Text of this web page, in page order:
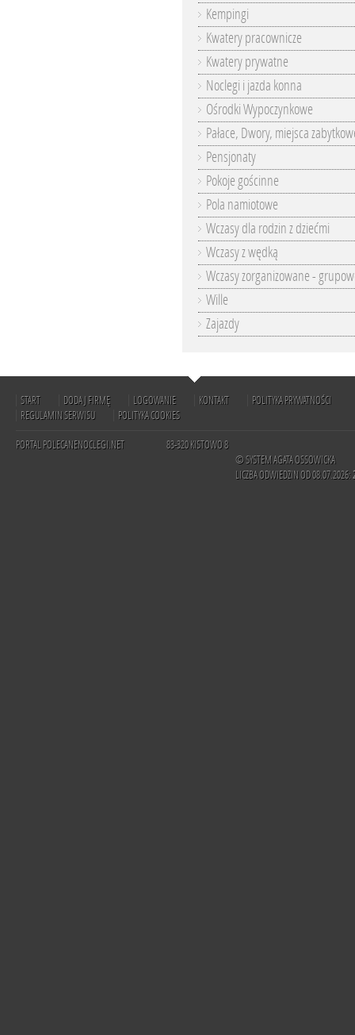
Kempingi
Kwatery pracownicze
Kwatery prywatne
Noclegi i jazda konna
Ośrodki Wypoczynkowe
Pałace, Dwory, miejsca
Pensjonaty
Pokoje gościnne
Pola namiotowe
Wczasy dla rodzin z dziećmi
Wczasy z wędką
Wczasy zorganizowane -
Wille
Zajazdy
START DODAJ FIRMĘ LOGOWANIE KONTAKT
POLITYKA PRYWATNOŚCI
REGULAMIN SERWISU
POLITYKA COOKIES
PORTAL POLECANENOCLEGI.NET
83-320 KISTOWO 8
© SYSTEM AGATA OSSOWICKA
LICZBA ODWIEDZIN OD 08.07.2026: